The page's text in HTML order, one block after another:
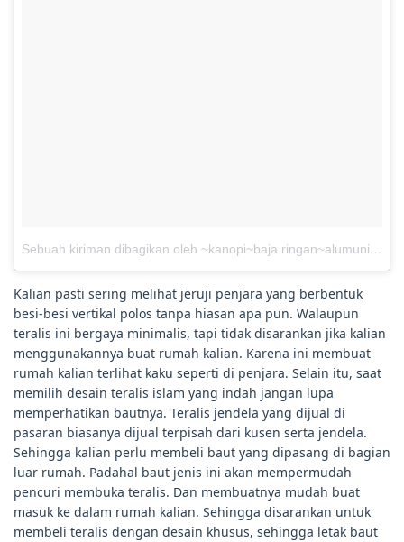
Sebuah kiriman dibagikan oleh ~kanopi~baja ringan~alumunium~ (@appasco_indonesia)
Kalian pasti sering melihat jeruji penjara yang berbentuk
besi-besi vertikal polos tanpa hiasan apa pun. Walaupun
teralis ini bergaya minimalis, tapi tidak disarankan jika kalian
menggunakannya buat rumah kalian. Karena ini membuat
rumah kalian terlihat kaku seperti di penjara. Selain itu, saat
memilih desain teralis islam yang indah jangan lupa
memperhatikan bautnya. Teralis jendela yang dijual di
pasaran biasanya dijual terpisah dari kusen serta jendela.
Sehingga kalian perlu membeli baut yang dipasang di bagian
luar rumah. Padahal baut jenis ini akan mempermudah
pencuri membuka teralis. Dan membuatnya mudah buat
masuk ke dalam rumah kalian. Sehingga disarankan untuk
membeli teralis dengan desain khusus, sehingga letak baut